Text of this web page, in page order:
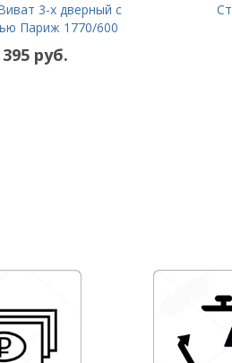
3-х дверный с
Париж 1770/600
руб.